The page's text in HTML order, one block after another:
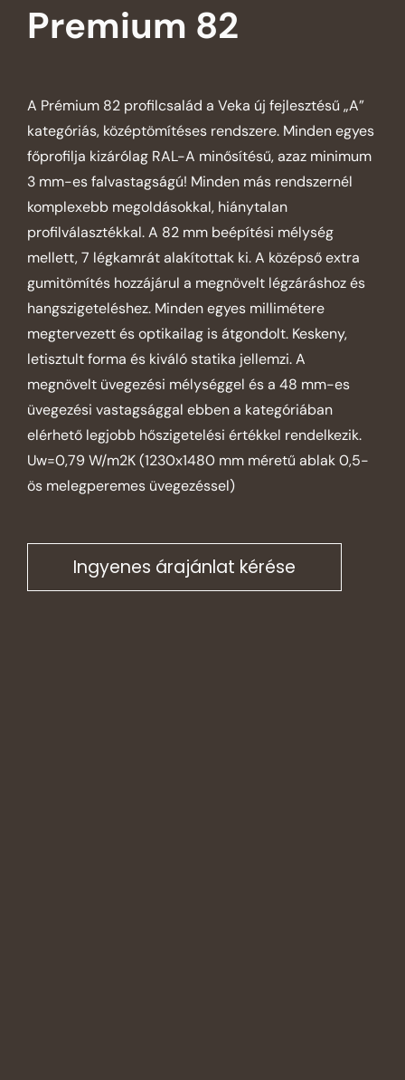
Premium 82
A Prémium 82 profilcsalád a Veka új fejlesztésű „A”
kategóriás, középtömítéses rendszere. Minden egyes
főprofilja kizárólag RAL-A minősítésű, azaz minimum
3 mm-es falvastagságú! Minden más rendszernél
komplexebb megoldásokkal, hiánytalan
profilválasztékkal. A 82 mm beépítési mélység
mellett, 7 légkamrát alakítottak ki. A középső extra
gumitömítés hozzájárul a megnövelt légzáráshoz és
hangszigeteléshez. Minden egyes millimétere
megtervezett és optikailag is átgondolt. Keskeny,
letisztult forma és kiváló statika jellemzi. A
megnövelt üvegezési mélységgel és a 48 mm-es
üvegezési vastagsággal ebben a kategóriában
elérhető legjobb hőszigetelési értékkel rendelkezik.
Uw=0,79 W/m2K (1230x1480 mm méretű ablak 0,5-
ös melegperemes üvegezéssel)
Ingyenes árajánlat kérése